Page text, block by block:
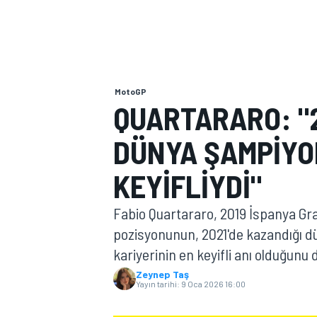
WORLD SUPERBIKE
MotoGP
QUARTARARO:
DÜNYA
KEYIFLIYDI"
Fabio Quartararo, 2019 İspanya
pozisyonunun, 2021'de
kariyerinin en keyifli anı olduğunu
Zeynep Taş
Yayın tarihi: 9 Oca 2026 16:00